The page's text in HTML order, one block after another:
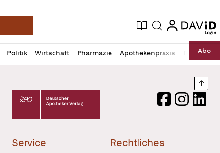
Deutsche Apotheker Zeitung
Aktuelle Ausgabe
Suche login
login
Politik Wirtschaft Pharmazie Apothekenpraxis RechtAbo
Profil
öffnen
Daz
Pur
Deutscher Apotheker Verlag Logo
FacebookInstagram
Service Rechtliches